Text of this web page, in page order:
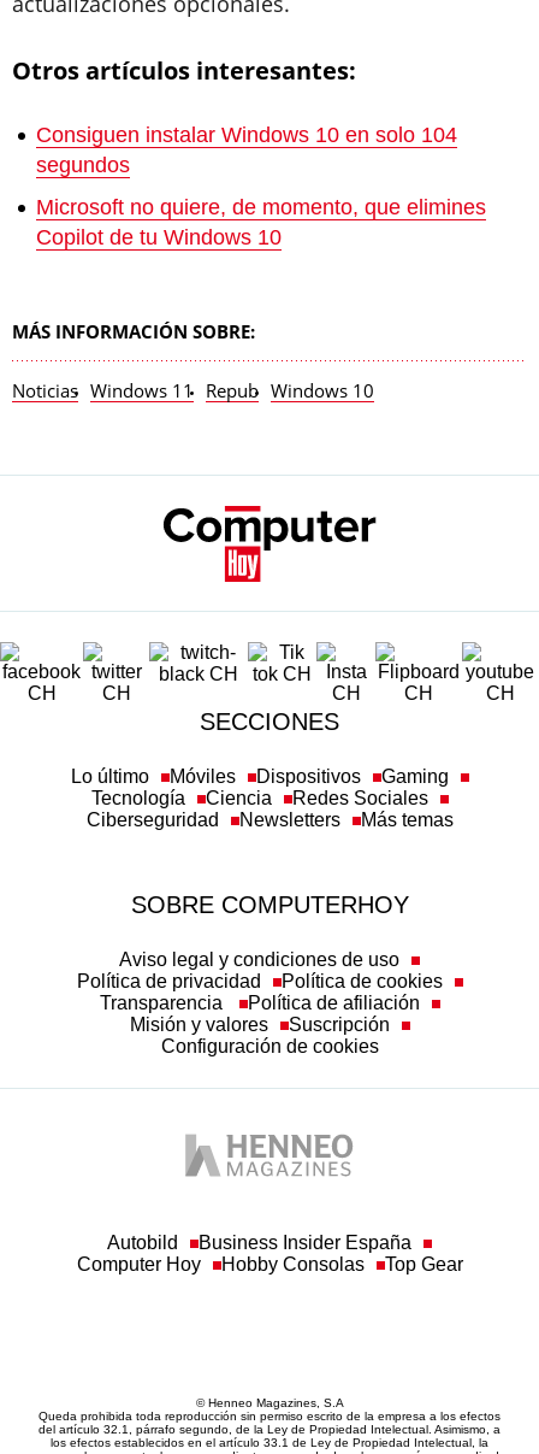
Otros artículos interesantes:
Consiguen instalar Windows 10 en solo 104
segundos
Microsoft no quiere, de momento, que elimines
Copilot de tu Windows 10
MÁS INFORMACIÓN SOBRE:
Noticias Windows 11 Repub Windows 10
SECCIONES
Lo último Móviles Dispositivos
Gaming
Tecnología
Ciencia
Redes Sociales
Ciberseguridad
Newsletters Más temas
SOBRE COMPUTERHOY
Aviso legal y condiciones de uso
Política de privacidad
Política de cookies
Transparencia
Política de afiliación
Misión y valores
Suscripción
Configuración de cookies
Autobild
Business Insider España
Computer Hoy
Hobby Consolas Top Gear
© Henneo Magazines, S.A
Queda prohibida toda reproducción sin permiso escrito de la empresa a los efectos
del artículo 32.1, párrafo segundo, de la Ley de Propiedad Intelectual. Asimismo, a
los efectos establecidos en el artículo 33.1 de Ley de Propiedad Intelectual, la